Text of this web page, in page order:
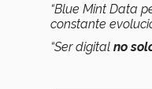
“Blue Mint Data
constante
“Ser digital no